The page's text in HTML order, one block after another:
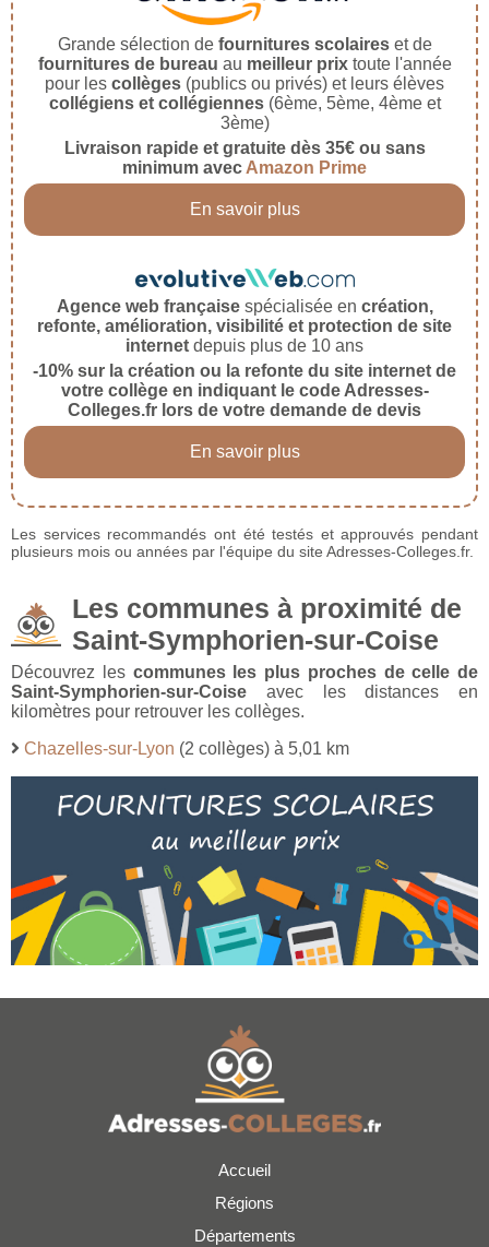
Grande sélection de fournitures scolaireset de
fournitures de bureau au meilleur prixtoute l'année
pour les collèges (publics ou privés) et leurs élèves
collégiens et collégiennes(6ème, 5ème, 4ème et
3ème)
Livraison rapide et gratuite dès 35€ ou sans
minimum avec Amazon Prime
En savoir plus
Agence web françaisespécialisée en création,
refonte, amélioration, visibilité et protection de site
internet depuis plus de 10 ans
-10% sur la création ou la refonte du site internet de
votre collège en indiquant le code Adresses-
Colleges.fr lors de votre demande de devis
En savoir plus
Les services recommandés ont été testés et approuvés pendant
plusieurs mois ou années par l'équipe du site Adresses-Colleges.fr.
Les communes à proximité de
Saint-Symphorien-sur-Coise
Découvrez les communes les plus proches de celle de
Saint-Symphorien-sur-Coise avec les distances en
kilomètres pour retrouver les collèges.
Chazelles-sur-Lyon (2 collèges) à 5,01 km
Accueil
Régions
Départements